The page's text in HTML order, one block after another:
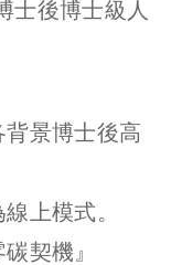
士後博士級人
景博士後高
上模式。
契機』